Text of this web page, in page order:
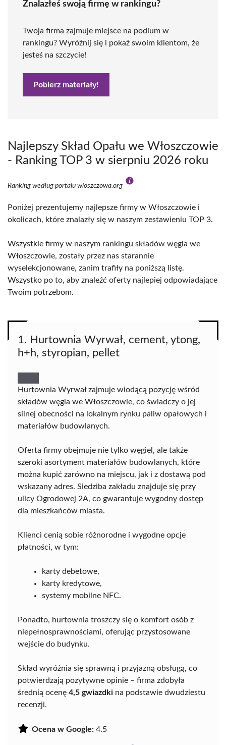
Znalazłeś swoją firmę w rankingu?
Twoja firma zajmuje miejsce na podium w
rankingu? Wyróżnij się i pokaż swoim klientom, że
jesteś na szczycie!
Pobierz materiały!
Najlepszy Skład Opału we Włoszczowie
- Ranking TOP 3 w sierpniu 2026 roku
Ranking według portalu wloszczowa.org
Poniżej prezentujemy najlepsze firmy w Włoszczowie i
okolicach, które znalazły się w naszym zestawieniu TOP 3.
Wszystkie firmy w naszym rankingu składów węgla we
Włoszczowie, zostały przez nas starannie
wyselekcjonowane, zanim trafiły na poniższą listę.
Wszystko po to, aby znaleźć oferty najlepiej odpowiadające
Twoim potrzebom.
1. Hurtownia Wyrwał, cement, ytong,
h+h, styropian, pellet
Hurtownia Wyrwał zajmuje wiodącą pozycję wśród
składów węgla we Włoszczowie, co świadczy o jej
silnej obecności na lokalnym rynku paliw opałowych i
materiałów budowlanych.
Oferta firmy obejmuje nie tylko węgiel, ale także
szeroki asortyment materiałów budowlanych, które
można kupić zarówno na miejscu, jak i z dostawą pod
wskazany adres. Siedziba zakładu znajduje się przy
ulicy Ogrodowej 2A, co gwarantuje wygodny dostęp
dla mieszkańców miasta.
Klienci cenią sobie różnorodne i wygodne opcje
płatności, w tym:
karty debetowe,
karty kredytowe,
systemy mobilne NFC.
Ponadto, hurtownia troszczy się o komfort osób z
niepełnosprawnościami, oferując przystosowane
wejście do budynku.
Skład wyróżnia się sprawną i przyjazną obsługą, co
potwierdzają pozytywne opinie – firma zdobyła
średnią ocenę 4,5 gwiazdki na podstawie dwudziestu
recenzji.
Ocena w Google: 4.5